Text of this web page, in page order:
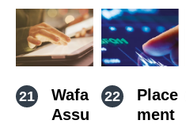
Wafa
Assu
Place
ment